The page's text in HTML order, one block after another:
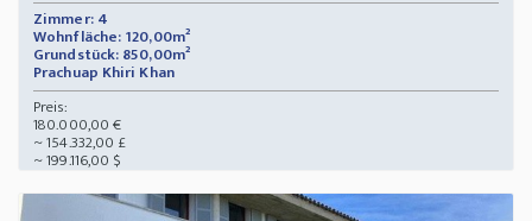
Zimmer: 4
Wohnfläche: 120,00m²
Grundstück: 850,00m²
Prachuap Khiri Khan
Preis:
180.000,00 €
~ 154.332,00 £
~ 199.116,00 $